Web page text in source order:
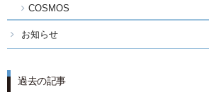
レストラン
館内
COSMOS
お知らせ
過去の記事